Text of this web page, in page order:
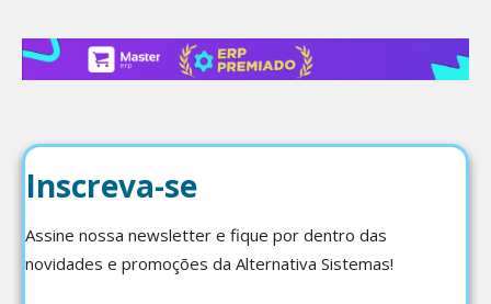
Inscreva-se
Assine nossa newsletter e fique por dentro das
novidades e promoções da Alternativa Sistemas!